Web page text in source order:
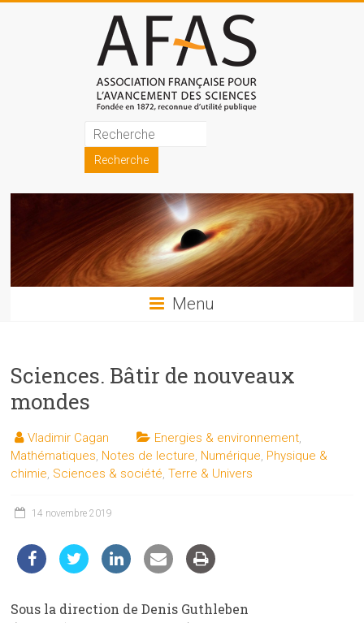
Association
française
pour
l'avancement
des
sciences
les
sciences
et
les
techniques
auprès
public
Menu
Sciences. Bâtir de nouveaux
mondes
Vladimir Cagan Energies & environnement
Mathématiques Notes de lecture Numérique Physique &
chimie Sciences & société ,Terre & Univers
14 novembre 2019
Sous la direction de Denis Guthleben